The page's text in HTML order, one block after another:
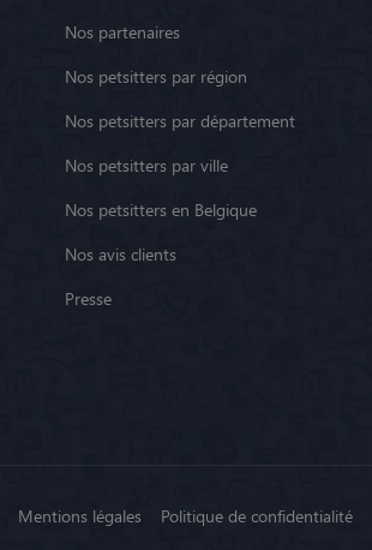
Nos partenaires
Nos petsitters par région
Nos petsitters par département
Nos petsitters par ville
Nos petsitters en Belgique
Nos avis clients
Presse
Mentions légales Politique de confidentialité